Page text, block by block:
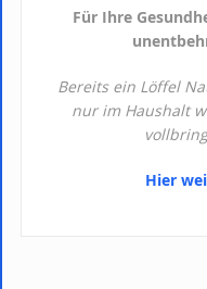
Für Ihre
Bereits ein Löffel
nur im Haushalt
Hier